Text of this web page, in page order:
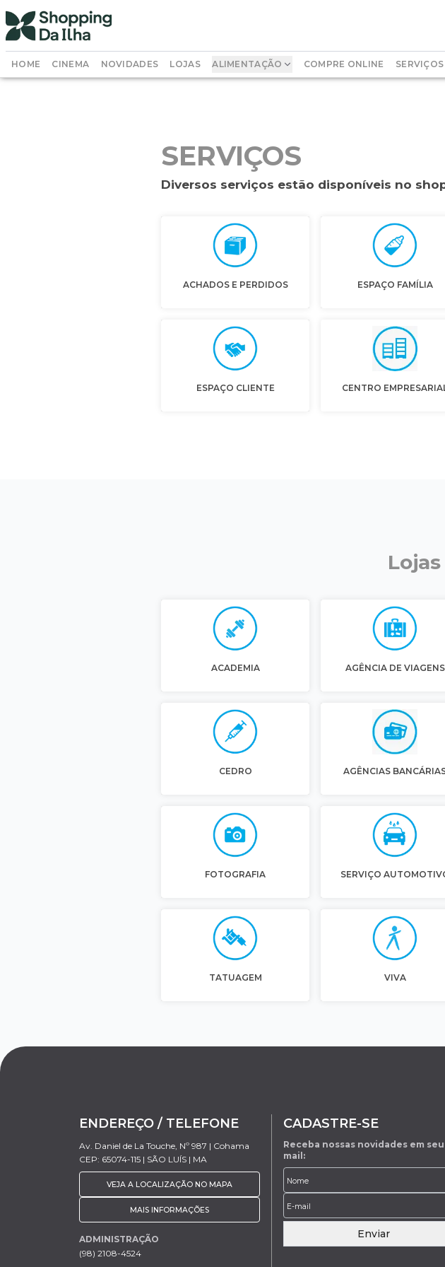
HOME CINEMA NOVIDADES LOJAS ALIMENTAÇÃO COMPRE ONLINE SERVIÇOS
SERVIÇOS
Diversos serviços estão disponíveis no
ACHADOS E PERDIDOS ESPAÇO FAMÍLIA
ESPAÇO CLIENTE CENTRO
ACADEMIA AGÊNCIA DE VIAGENS
CEDRO AGÊNCIAS
FOTOGRAFIA SERVIÇO
TATUAGEM VIVA
ENDEREÇO / TELEFONE
Av. Daniel de La Touche, Nº 987 | Cohama
CEP: 65074-115 | SÃO LUÍS | MA
VEJA A LOCALIZAÇÃO NO MAPA
MAIS INFORMAÇÕES
ADMINISTRAÇÃO
(98) 2108-4524
CADASTRE-SE
Receba nossas novidades em
mail:
Enviar